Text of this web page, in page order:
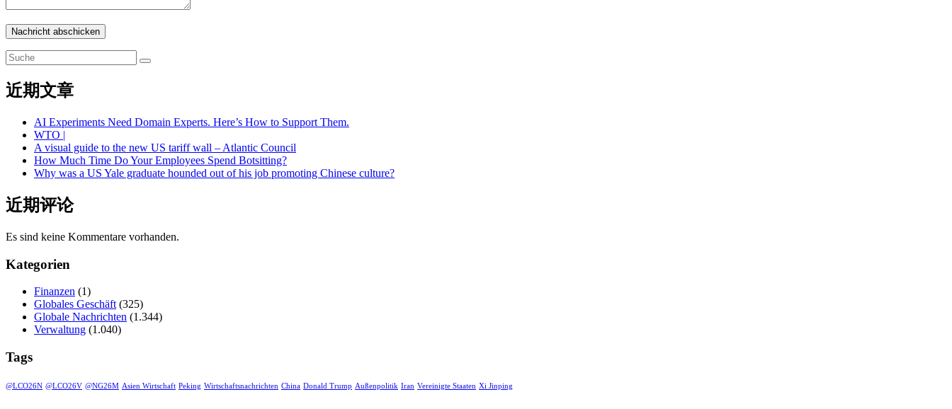
Nachricht abschicken
近期文章
AI Experiments Need Domain Experts. Here’s How to Support Them.
WTO |
A visual guide to the new US tariff wall – Atlantic Council
How Much Time Do Your Employees Spend Botsitting?
Why was a US Yale graduate hounded out of his job promoting Chinese culture?
近期评论
Es sind keine Kommentare vorhanden.
Kategorien
Finanzen (1)
Globales Geschäft (325)
Globale Nachrichten (1.344)
Verwaltung (1.040)
Tags
@LCO26N @LCO26V @NG26M Asien Wirtschaft Peking Wirtschaftsnachrichten China Donald Trump Außenpolitik Iran Vereinigte Staaten Xi Jinping